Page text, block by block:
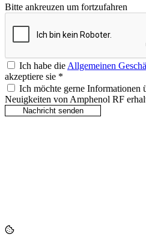
Bitte ankreuzen um fortzufahren
Ich habe dieAllgemeinen
akzeptiere sie *
Ich möchte gerne Informationen
Neuigkeiten von Amphenol RF